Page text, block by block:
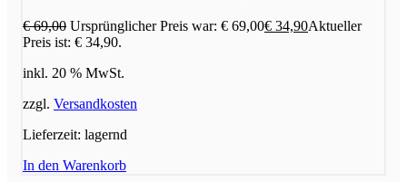
€69,00 Ursprünglicher Preis war: € 69,00€ 34,90Aktueller
Preis ist: € 34,90.
inkl. 20 % MwSt.
zzgl. Versandkosten
Lieferzeit: lagernd
In den Warenkorb